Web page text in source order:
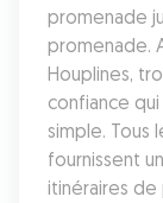
promenade
promenade.
Houplines,
confiance
simple. Tous
fournissent
itinéraires